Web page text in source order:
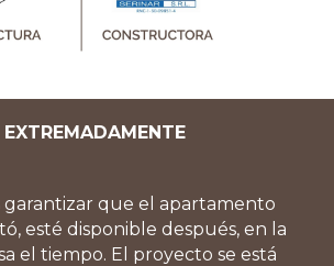
garantizar que el apartamento
esté disponible después, en la
el tiempo. El proyecto se está